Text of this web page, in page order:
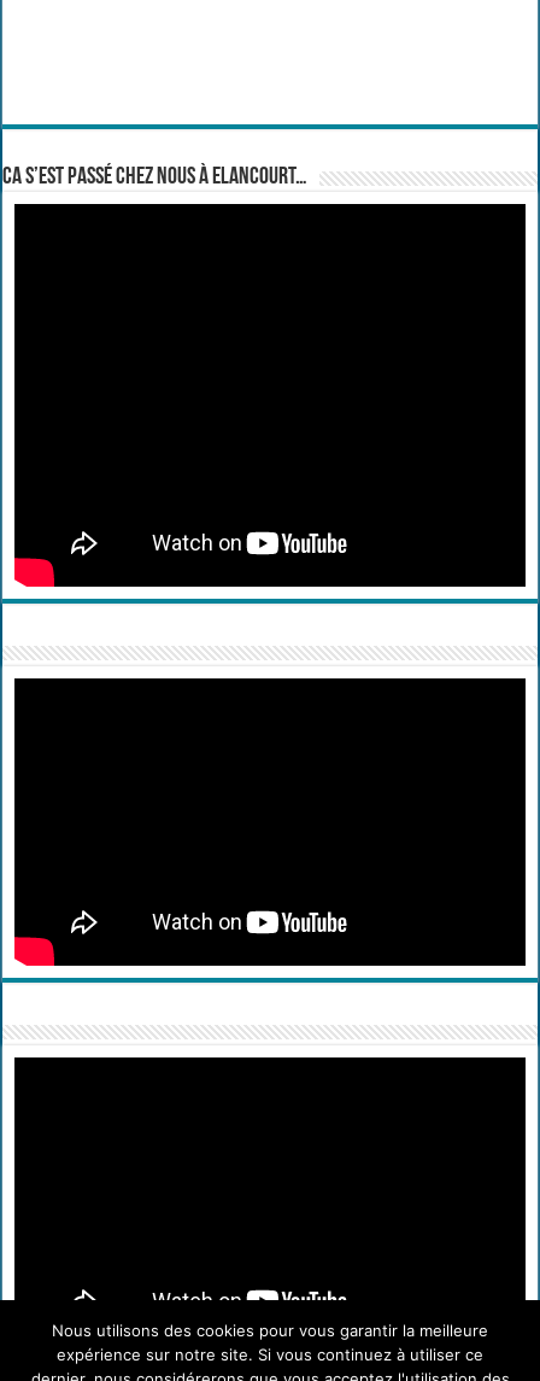
Ca s’est passé chez nous à Elancourt…
Nous utilisons des cookies pour vous garantir la meilleure
expérience sur notre site. Si vous continuez à utiliser ce